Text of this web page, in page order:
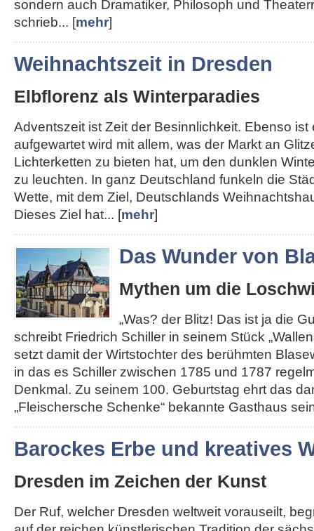
sondern auch Dramatiker, Philosoph und
schrieb... [mehr]
Weihnachtszeit in Dresden
Elbflorenz als Winterparadies
Adventszeit ist Zeit der Besinnlichkeit. Ebenso ist
aufgewartet wird mit allem, was der Markt an
Lichterketten zu bieten hat, um den dunklen
zu leuchten. In ganz Deutschland funkeln die
Wette, mit dem Ziel, Deutschlands
Dieses Ziel hat... [mehr]
Das Wunder von
Mythen um die
„Was? der Blitz! Das ist ja die
schreibt Friedrich Schiller in seinem Stück
setzt damit der Wirtstochter des berühmten
in das es Schiller zwischen 1785 und 1787
Denkmal. Zu seinem 100. Geburtstag ehrt das
„Fleischersche Schenke“ bekannte Gasthaus
Barockes Erbe und kreatives
Dresden im Zeichen der Kunst
Der Ruf, welcher Dresden weltweit vorauseilt,